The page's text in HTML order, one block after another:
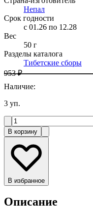
Непал
Срок годности
c 01.26 по 12.28
Вес
50 г
Разделы каталога
Тибетские сборы
953 ₽
Наличие:
3 уп.
В корзину
В избранное
Описание